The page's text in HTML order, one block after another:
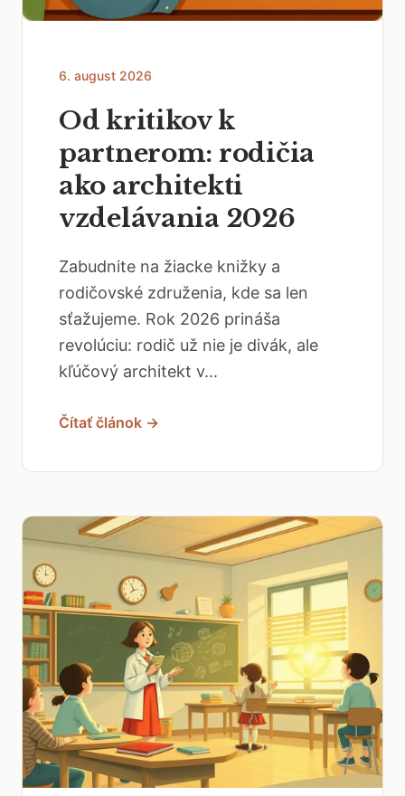
6. august 2026
Od kritikov k
partnerom: rodičia
ako architekti
vzdelávania 2026
Zabudnite na žiacke knižky a
rodičovské združenia, kde sa len
sťažujeme. Rok 2026 prináša
revolúciu: rodič už nie je divák, ale
kľúčový architekt v...
Čítať článok →